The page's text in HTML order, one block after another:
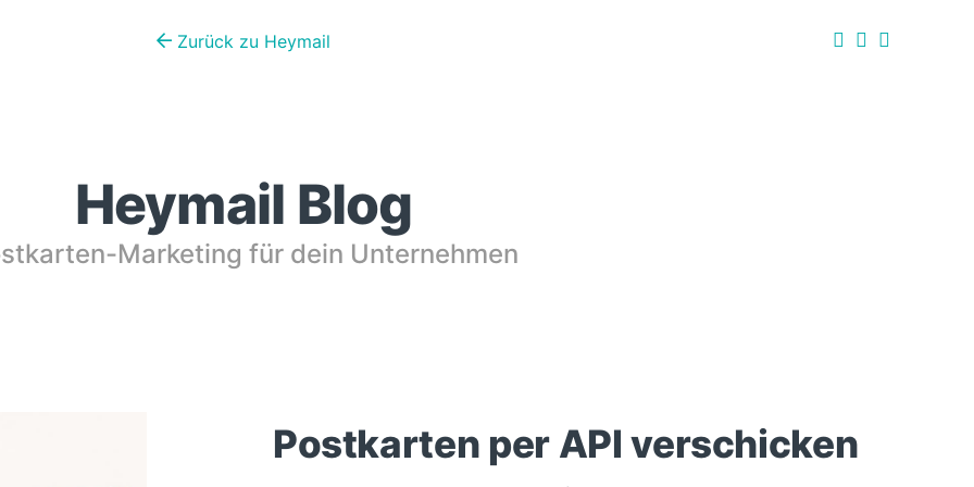
Zurück zu Heymail
Heymail Blog
Marketing für dein Unternehmen
Postkarten per API verschicken